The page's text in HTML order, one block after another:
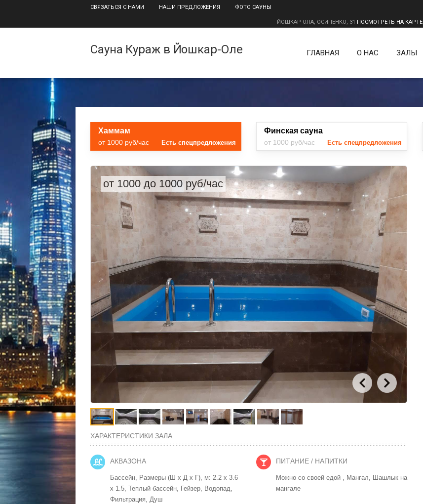
СВЯЗАТЬСЯ С НАМИ НАШИ ПРЕДЛОЖЕНИЯ ФОТО САУНЫ
ЙОШКАР-ОЛА, ОСИПЕНКО, 31 ПОСМОТРЕТЬ НА КАРТЕ
Сауна Кураж в Йошкар-Оле ГЛАВНАЯ О НАС ЗАЛЫ
Хаммам
от 1000 руб/час Есть спецпредложения
Финская сауна
от 1000 руб/час Есть спецпредложения
от 1000 до 1000 руб/час
ХАРАКТЕРИСТИКИ ЗАЛА
АКВАЗОНА
Бассейн, Размеры (Ш x Д x Г), м: 2.2 x 3.6
x 1.5, Теплый бассейн, Гейзер, Водопад,
Фильтрация, Душ
ПИТАНИЕ / НАПИТКИ
Можно со своей едой , Мангал,
Шашлык на
мангале